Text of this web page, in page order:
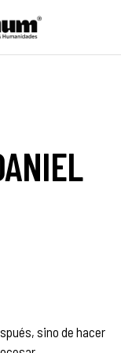
sino de hacer